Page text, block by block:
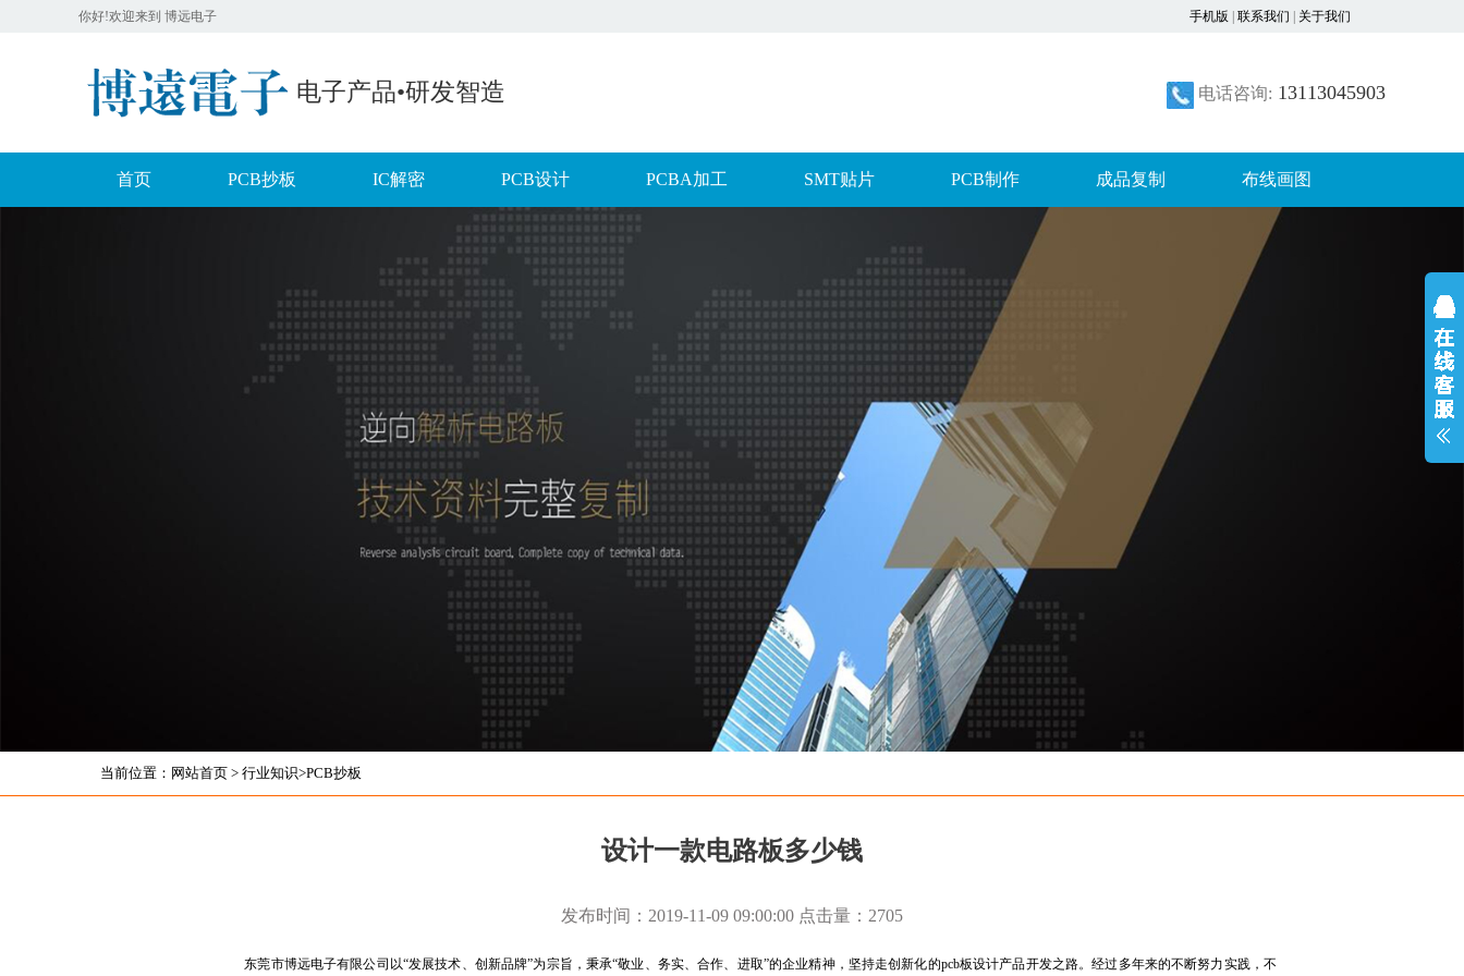
你好!欢迎来到 博远电子 手机版 联系我们 关于我们
电子产品•研发智造 电话咨询: 13113045903
首页 PCB抄板 IC解密 PCB设计 PCBA加工 SMT贴片 PCB制作 成品复制 布线画图
当前位置： 网站首页 > 行业知识>PCB抄板
设计一款电路板多少钱
发布时间：2019-11-09 09:00:00 点击量：2705
东莞市博远电子有限公司以“发展技术、创新品牌”为宗旨，秉承“敬业、务实、合作、进取”的企业精神，坚持走创新化的pcb板设计产品开发之路。经过多年来的不断努力实践，不